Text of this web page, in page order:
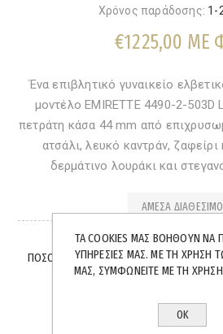
Χρόνος παράδοσης: 1-
€1225,00 ΜΕ
Ένα επιβλητικό γυναικείο
μοντέλο EMIRETTE 4490-2-503D
πετράτη κάσα 44 mm από
ατσάλι, λευκό καντράν,
δερμάτινο λουράκι και
ΆΜΕΣΑ ΔΙΑΘΈΣΙΜΟ
ΠΟΣΌΤΗΤΑ:
ΤΑ COOKIES ΜΑΣ ΒΟΗΘΟΎΝ ΝΑ
ΥΠΗΡΕΣΊΕΣ ΜΑΣ. ΜΕ ΤΗ ΧΡΉΣΗ
ΜΑΣ, ΣΥΜΦΩΝΕΊΤΕ ΜΕ ΤΗ ΧΡΉΣΗ
ΟΚ